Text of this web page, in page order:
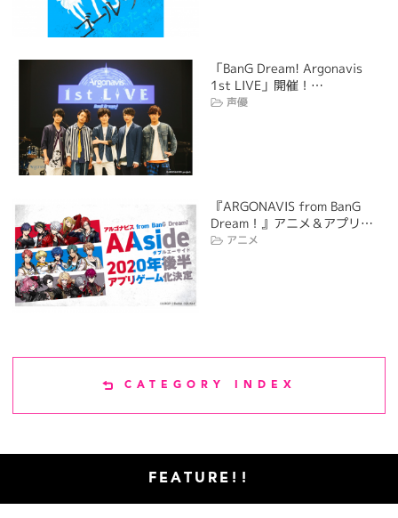
「BanG Dream! Argonavis
1st LIVE」開催！…
声優
『ARGONAVIS from BanG
Dream！』アニメ＆アプリ…
アニメ
CATEGORY INDEX
FEATURE!!